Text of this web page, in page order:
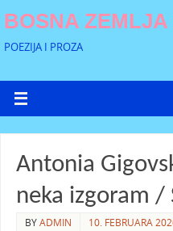
BOSNA
POEZIJA I PROZA
Antonia
neka izgoram /
BYADMIN 10. FEBRUARA